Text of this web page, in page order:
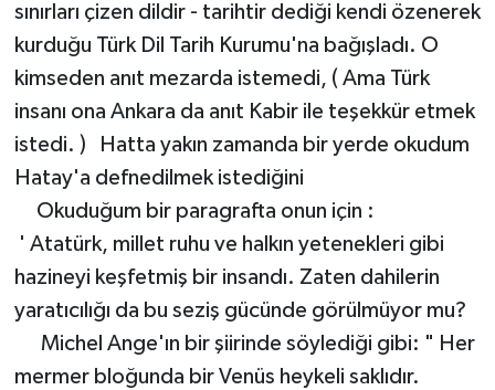
sınırları çizen dildir - tarihtir dediği kendi özenerek
kurduğu Türk Dil Tarih Kurumu'na bağışladı. O
kimseden anıt mezarda istemedi, ( Ama Türk
insanı ona Ankara da anıt Kabir ile teşekkür etmek
istedi. ) Hatta yakın zamanda bir yerde okudum
Hatay'a defnedilmek istediğini
Okuduğum bir paragrafta onun için :
' Atatürk, millet ruhu ve halkın yetenekleri gibi
hazineyi keşfetmiş bir insandı. Zaten dahilerin
yaratıcılığı da bu seziş gücünde görülmüyor mu?
Michel Ange'ın bir şiirinde söylediği gibi: " Her
mermer bloğunda bir Venüs heykeli saklıdır.